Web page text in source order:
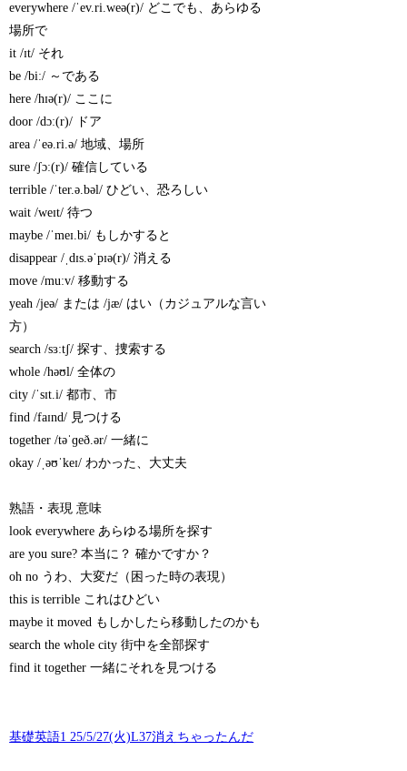
everywhere /ˈev.ri.weə(r)/ どこでも、あらゆる
場所で
it /ɪt/ それ
be /biː/ ～である
here /hɪə(r)/ ここに
door /dɔː(r)/ ドア
area /ˈeə.ri.ə/ 地域、場所
sure /ʃɔː(r)/ 確信している
terrible /ˈter.ə.bəl/ ひどい、恐ろしい
wait /weɪt/ 待つ
maybe /ˈmeɪ.bi/ もしかすると
disappear /ˌdɪs.əˈpɪə(r)/ 消える
move /muːv/ 移動する
yeah /jeə/ または /jæ/ はい（カジュアルな言い
方）
search /sɜːtʃ/ 探す、捜索する
whole /həʊl/ 全体の
city /ˈsɪt.i/ 都市、市
find /faɪnd/ 見つける
together /təˈɡeð.ər/ 一緒に
okay /ˌəʊˈkeɪ/ わかった、大丈夫
熟語・表現 意味
look everywhere あらゆる場所を探す
are you sure? 本当に？ 確かですか？
oh no うわ、大変だ（困った時の表現）
this is terrible これはひどい
maybe it moved もしかしたら移動したのかも
search the whole city 街中を全部探す
find it together 一緒にそれを見つける
基礎英語1 25/5/27(火)L37消えちゃったんだ